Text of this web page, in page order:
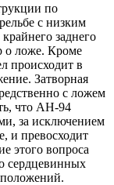
по
с низким
заднего
о ложе. Кроме
происходит в
Затворная
с ложем
что АН-94
за исключением
и превосходит
этого вопроса
сердцевинных